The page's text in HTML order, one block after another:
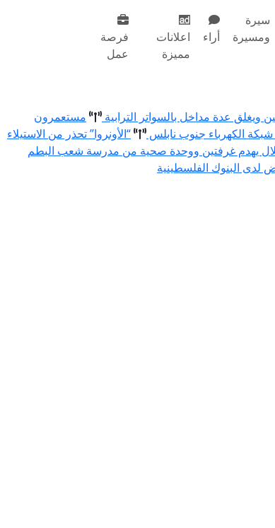
سيرة
ومسيرة
أراء
اعلانات
مميزة
فرصة
عمل
ويغلق عدة مداخل بالسواتر الترابية
مستعمرون
الكهرباء جنوب نابلس
“الأونروا” تحذر من الاستيلاء
يهدم غرفتين ووحدة صحية من مدرسة شعب البطم